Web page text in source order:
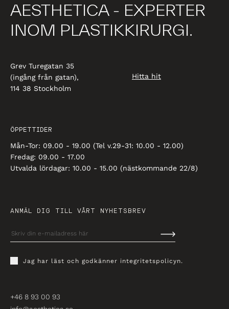
AESTHETICA - EXPERTER
INOM PLASTIKKIRURGI.
Grev Turegatan 35
(ingång från gatan),
114 38 Stockholm
Hitta hit
ÖPPETTIDER
Mån-Tor: 09.00 - 19.00 (Tel v.29-31: 10.00 - 12.00)
Fredag: 09.00 - 17.00
Utvalda lördagar: 10.00 - 15.00 (nästkommande 22/8)
ANMÄL DIG TILL VÅRT NYHETSBREV
Jag har läst och godkänner integritetspolicyn.
+46 8 93 00 93